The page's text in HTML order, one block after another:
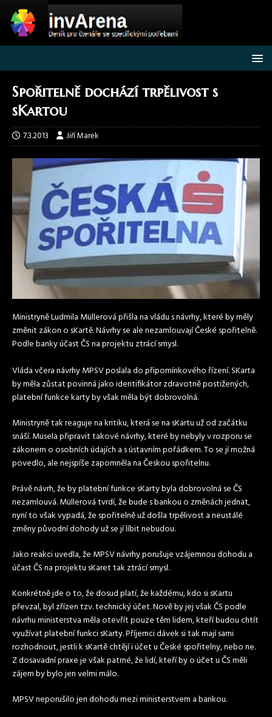
Spořitelně dochází trpělivost s
sKartou
7.3.2013 Jiří Marek
Ministryně Ludmila Müllerová přišla na vládu s návrhy, které by měly
změnit zákon o sKartě. Návrhy se ale nezamlouvají České spořitelně.
Podle banky účast ČS na projektu ztrácí smysl.
Vláda včera návrhy MPSV poslala do připomínkového řízení. SKarta
by měla zůstat povinná jako identifikátor zdravotně postižených,
platební funkce karty by však měla být dobrovolná.
Ministryně tak reaguje na kritiku, která se na sKartu už od začátku
snáší. Musela připravit takové návrhy, které by nebyly v rozporu se
zákonem o osobních údajích a s ústavním pořádkem. To se jí možná
povedlo, ale nejspíše zapomněla na Českou spořitelnu.
Právě návrh, že by platební funkce sKarty byla dobrovolná se ČS
nezamlouvá. Müllerová tvrdí, že bude s bankou o změnách jednat,
nyní to však vypadá, že spořitelně už došla trpělivost a neustálé
změny původní dohody už se jí líbit nebudou.
Jako reakci uvedla, že MPSV návrhy porušuje vzájemnou dohodu a
účast ČS na projektu sKaret tak ztrácí smysl.
Konkrétně jde o to, že dosud platí, že každému, kdo si sKartu
převzal, byl zřízen tzv. technický účet. Nově by jej však ČS podle
návrhu ministerstva měla otevřít pouze těm lidem, kteří budou chtít
využívat platební funkci sKarty. Příjemci dávek si tak mají sami
rozhodnout, jestli k sKartě chtějí i účet u České spořitelny, nebo ne.
Z dosavadní praxe je však patrné, že lidí, kteří by o účet u ČS měli
zájem by bylo jen velmi málo.
MPSV neporušilo jen dohodu mezi ministerstvem a bankou.